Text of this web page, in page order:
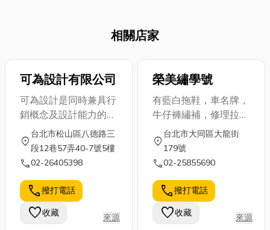
水電問題，往
往讓人一個頭
兩個大，像是
水龍頭滴水、
馬桶沖不乾淨
異味四散等
等，這些惱人
的狀況，不只
嚴重影響生活
品質，更可能
暗藏安全隱
患，如...
惱。尤其是關
鎮，因降雨量
大，化糞池更
容易積存污物
影響排水。提
醒大家，定期
清理抽水肥和
疏通管線，能
有效避免生活
不便，也減少
憂。遇到水管
堵塞...
不中斷，到維
護您用氣安
專業服務遠超
乎您的想像。
本文將帶您深
業服務如何保
障您的日常便
利與居家安
全，文末更將
推薦幾...
相關店家
可為設計有限公司
可為設計是同時兼具行
銷概念及設計能力的設
計公司 擅於和客戶耐
心溝通，根據您的需
求，準確的切入視覺溝
通點 是您值得信賴的
設計夥伴
location_on
台北市松山區八德路三
段12巷57弄40-7號5樓
call02-26405398
call撥打電話
favorite收藏 來源
榮美繡學號
有藍白拖鞋，車名牌，
牛仔褲繡補，修理拉
鍊，學生制服，繡花
location_on
台北市大同區大龍街
179號
call02-25855690
call撥打電話
favorite收藏 來源